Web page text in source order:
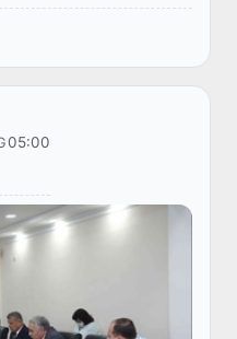
taʼlim
asosiy
05:00